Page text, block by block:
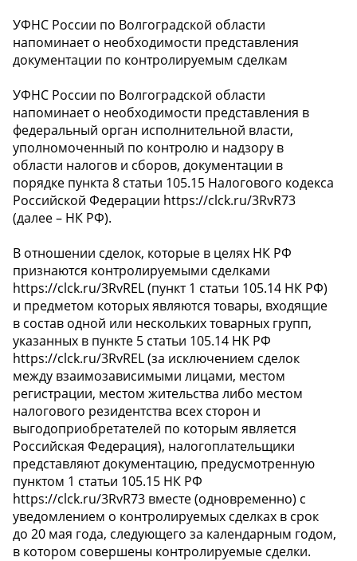
УФНС России по Волгоградской области
напоминает о необходимости представления
документации по контролируемым сделкам
УФНС России по Волгоградской области
напоминает о необходимости представления в
федеральный орган исполнительной власти,
уполномоченный по контролю и надзору в
области налогов и сборов, документации в
порядке пункта 8 статьи 105.15 Налогового кодекса
Российской Федерации https://clck.ru/3RvR73
(далее – НК РФ).
В отношении сделок, которые в целях НК РФ
признаются контролируемыми сделками
https://clck.ru/3RvREL (пункт 1 статьи 105.14 НК РФ)
и предметом которых являются товары, входящие
в состав одной или нескольких товарных групп,
указанных в пункте 5 статьи 105.14 НК РФ
https://clck.ru/3RvREL (за исключением сделок
между взаимозависимыми лицами, местом
регистрации, местом жительства либо местом
налогового резидентства всех сторон и
выгодоприобретателей по которым является
Российская Федерация), налогоплательщики
представляют документацию, предусмотренную
пунктом 1 статьи 105.15 НК РФ
https://clck.ru/3RvR73 вместе (одновременно) с
уведомлением о контролируемых сделках в срок
до 20 мая года, следующего за календарным годом,
в котором совершены контролируемые сделки.